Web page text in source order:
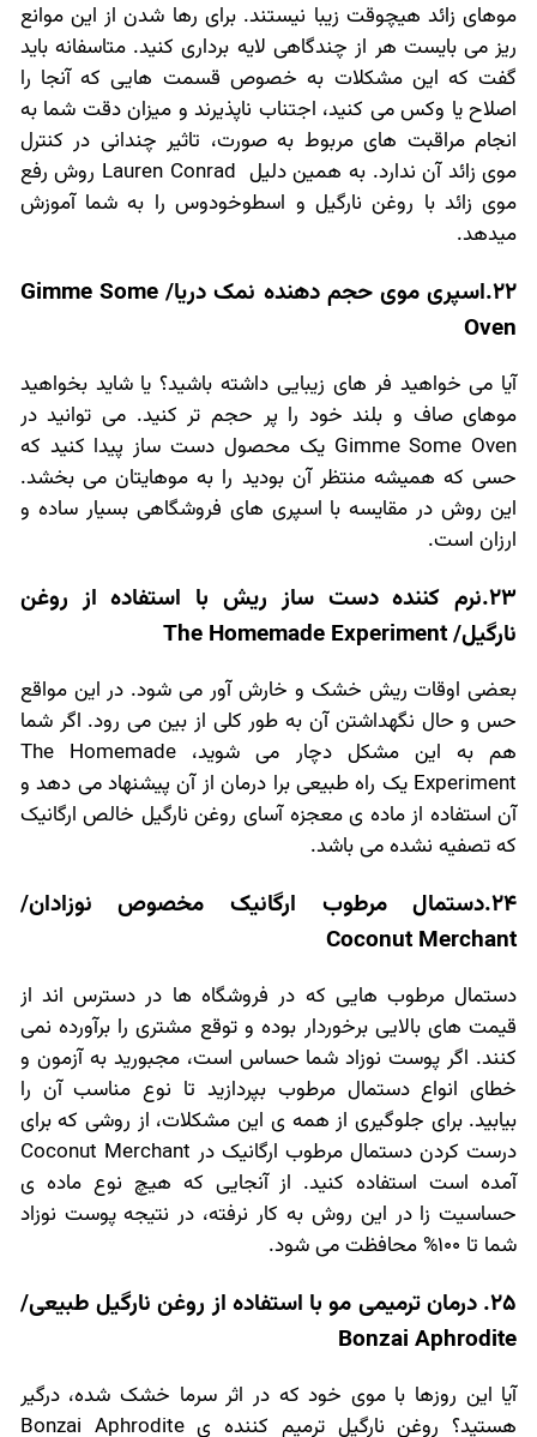
موهای زائد هیچوقت زیبا نیستند. برای رها شدن از این موانع
ریز می بایست هر از چندگاهی لایه برداری کنید. متاسفانه باید
گفت که این مشکلات به خصوص قسمت هایی که آنجا را
اصلاح یا وکس می کنید، اجتناب ناپذیرند و میزان دقت شما به
انجام مراقبت های مربوط به صورت، تاثیر چندانی در کنترل
موی زائد آن ندارد. به همین دلیل Lauren Conrad روش رفع
موی زائد با روغن نارگیل و اسطوخودوس را به شما آموزش
میدهد.
22.اسپری موی حجم دهنده نمک دریا/ Gimme Some
Oven
آیا می خواهید فر های زیبایی داشته باشید؟ یا شاید بخواهید
موهای صاف و بلند خود را پر حجم تر کنید. می توانید در
Gimme Some Oven یک محصول دست ساز پیدا کنید که
حسی که همیشه منتظر آن بودید را به موهایتان می بخشد.
این روش در مقایسه با اسپری های فروشگاهی بسیار ساده و
ارزان است.
23.نرم کننده دست ساز ریش با استفاده از روغن
نارگیل/ The Homemade Experiment
بعضی اوقات ریش خشک و خارش آور می شود. در این مواقع
حس و حال نگهداشتن آن به طور کلی از بین می رود. اگر شما
هم به این مشکل دچار می شوید، The Homemade
Experiment یک راه طبیعی برا درمان از آن پیشنهاد می دهد و
آن استفاده از ماده ی معجزه آسای روغن نارگیل خالص ارگانیک
که تصفیه نشده می باشد.
24.دستمال مرطوب ارگانیک مخصوص نوزادان/
Coconut Merchant
دستمال مرطوب هایی که در فروشگاه ها در دسترس اند از
قیمت های بالایی برخوردار بوده و توقع مشتری را برآورده نمی
کنند. اگر پوست نوزاد شما حساس است، مجبورید به آزمون و
خطای انواع دستمال مرطوب بپردازید تا نوع مناسب آن را
بیابید. برای جلوگیری از همه ی این مشکلات، از روشی که برای
درست کردن دستمال مرطوب ارگانیک در Coconut Merchant
آمده است استفاده کنید. از آنجایی که هیچ نوع ماده ی
حساسیت زا در این روش به کار نرفته، در نتیجه پوست نوزاد
شما تا 100% محافظت می شود.
25. درمان ترمیمی مو با استفاده از روغن نارگیل طبیعی/
Bonzai Aphrodite
آیا این روزها با موی خود که در اثر سرما خشک شده، درگیر
هستید؟ روغن نارگیل ترمیم کننده ی Bonzai Aphrodite